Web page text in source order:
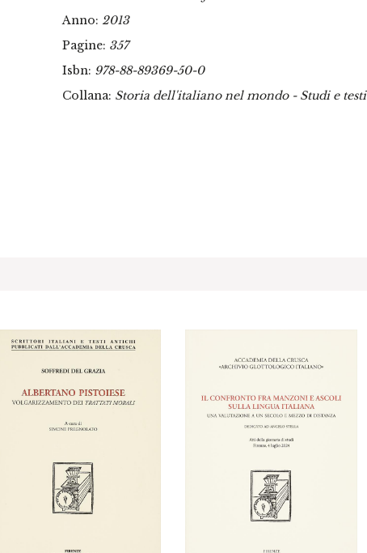
Anno: 2013
Pagine: 357
Isbn: 978-88-89369-50-0
Collana: Storia dell'italiano nel mondo - Studi e testi